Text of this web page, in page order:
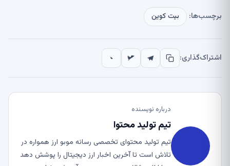
برچسب‌ها: بیت کوین
اشتراک‌گذاری:
درباره نویسنده
تیم تولید محتوا
تیم تولید محتوای تخصصی رسانه موبو ارز همواره در
تلاش است تا آخرین اخبار ارز دیجیتال را پوشش دهد